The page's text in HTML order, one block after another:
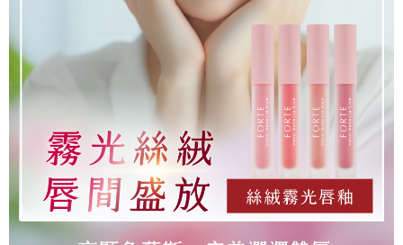
4.訂單成立30分鐘內，如未前往確認交易或遇審核未通過，訂單將自動取
消。如遇「轉專審核」未通過狀況，表示未達大哥付你分期系統評分，恕無
【繳款方式說明】
1.分期款項不併入電信帳單，「大哥付你分期」於每月結算日後寄送繳費提
醒簡訊。
2.透過簡訊連結打開帳單後，可選擇「超商條碼／台灣大直營門市／銀行轉
帳／街口支付／iPASS MONEY」等通路繳費。
【注意事項】
1.本服務係由「台灣大哥大股份有限公司」（以下簡稱本公司）所提供，讓
用戶於交易時，得透過本服務購買商品或服務，並由商店將買賣／分期付款
買賣價金債權讓與本公司後，依約使用本公司帳單繳交帳款。
2.基於同意付款使用「大哥付你分期」之契約關係目的，商店將以您的個人
資料（包含姓名、電話或地址）提供予台灣大哥大進項蒐集、處理及利用，
１．簡單：不需註冊會員、不需綁卡、不需儲值。
２．便利：只要手機號碼，簡訊認證，即可結帳。
３．安心：先確認商品／服務後，再付款。
【「AFTEE先享後付」結帳流程】
１．於結帳方式選擇「AFTEE先享後付」後，將跳轉至「AFTEE先享後付」
結帳頁面，進行簡訊認證並確認金額後，即可完成結帳。
２．訂單成立數日內，您將收到繳費通知簡訊。
３．收到繳費通知簡訊後14天內，點擊此簡訊中的連結，可透過四大超商／
ATM／網路銀行／等多元方式進行付款，方視為交易完成。
※ 請注意：結帳手續完成當下不需立刻繳費，但若您需要取消訂單，請聯絡
購買商品的店家。未經商家同意取消之訂單仍視為有效，需透過AFTEE先享
後付繳納相關費用。
※ 交易是否成功請以「AFTEE先享後付 」之結帳頁面顯示為準，若有關於
是否繳費成功／繳費後需取消欲退款等相關疑問，請聯繫「AFTEE先享後付
「Hami Point」為中華電信所提供之點數服務，可於會員專區綁定中華電信
會員帳號後，即可在購物車使用 Hami Point 折抵消費金額 (1點等於1元)。
貨到付款
全家取貨付款
每筆NT$90，滿NT$1,000(含以上)免運費
全家未付精選單組
免運費